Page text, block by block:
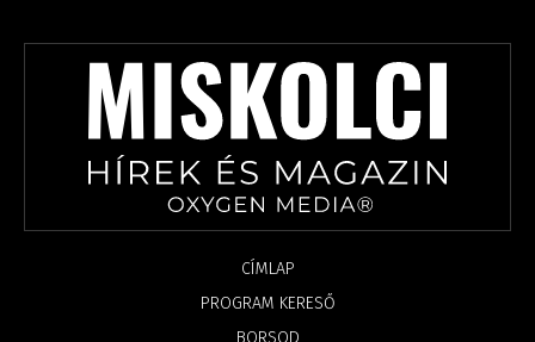
CÍMLAP
PROGRAM KERESŐ